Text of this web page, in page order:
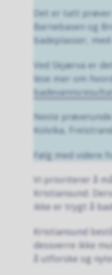
Det er tatt
Barnebasen og
badeplasser,
Ved Skjærva er
lese mer om
Neste
Kolvika,
Følg med videre
Vi prioriterer å
Kristiansund.
ikke er trygt å
Kristiansund
dessverre ikke
å utforske og